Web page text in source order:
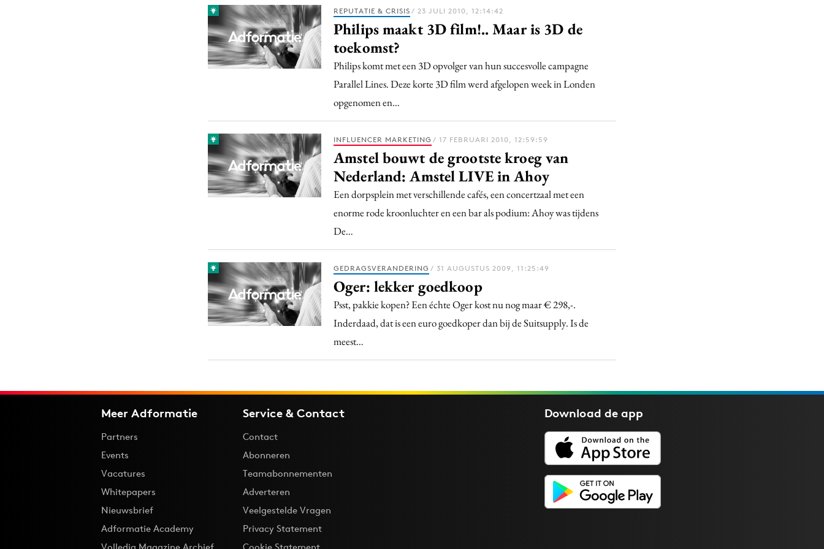
Gedragsverandering
Influencer marketing
Interne communicatie
Reputatie & crisis
REPUTATIE & CRISIS / 23 JULI 2010, 12:14:42
Philips maakt 3D film!.. Maar is 3D de
toekomst?
Philips komt met een 3D opvolger van hun succesvolle campagne
Parallel Lines. Deze korte 3D film werd afgelopen week in Londen
opgenomen en…
INFLUENCER MARKETING / 17 FEBRUARI 2010, 12:59:59
Amstel bouwt de grootste kroeg van
Nederland: Amstel LIVE in Ahoy
Een dorpsplein met verschillende cafés, een concertzaal met een
enorme rode kroonluchter en een bar als podium: Ahoy was tijdens
De…
GEDRAGSVERANDERING / 31 AUGUSTUS 2009, 11:25:49
Oger: lekker goedkoop
Psst, pakkie kopen? Een échte Oger kost nu nog maar € 298,-.
Inderdaad, dat is een euro goedkoper dan bij de Suitsupply. Is de
meest…
Meer Adformatie
Partners
Events
Vacatures
Whitepapers
Nieuwsbrief
Adformatie Academy
Service & Contact
Contact
Abonneren
Teamabonnementen
Adverteren
Veelgestelde Vragen
Privacy Statement
Download deapp